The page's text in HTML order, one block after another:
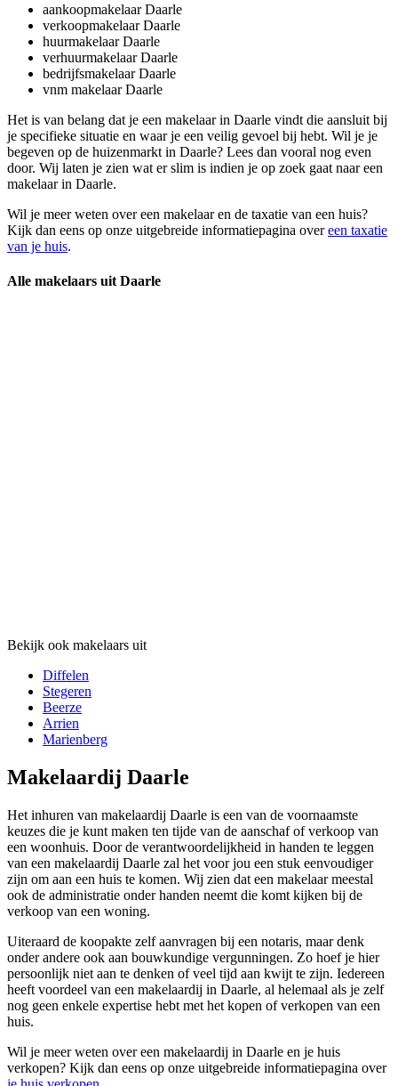
aankoopmakelaar Daarle
verkoopmakelaar Daarle
huurmakelaar Daarle
verhuurmakelaar Daarle
bedrijfsmakelaar Daarle
vnm makelaar Daarle
Het is van belang dat je een makelaar in Daarle vindt die aansluit bij
je specifieke situatie en waar je een veilig gevoel bij hebt. Wil je je
begeven op de huizenmarkt in Daarle? Lees dan vooral nog even
door. Wij laten je zien wat er slim is indien je op zoek gaat naar een
makelaar in Daarle.
Wil je meer weten over een makelaar en de taxatie van een huis?
Kijk dan eens op onze uitgebreide informatiepagina overeen taxatie
van je huis.
Alle makelaars uit Daarle
Bekijk ook makelaars uit
Diffelen
Stegeren
Beerze
Arrien
Marienberg
Makelaardij Daarle
Het inhuren van makelaardij Daarle is een van de voornaamste
keuzes die je kunt maken ten tijde van de aanschaf of verkoop van
een woonhuis. Door de verantwoordelijkheid in handen te leggen
van een makelaardij Daarle zal het voor jou een stuk eenvoudiger
zijn om aan een huis te komen. Wij zien dat een makelaar meestal
ook de administratie onder handen neemt die komt kijken bij de
verkoop van een woning.
Uiteraard de koopakte zelf aanvragen bij een notaris, maar denk
onder andere ook aan bouwkundige vergunningen. Zo hoef je hier
persoonlijk niet aan te denken of veel tijd aan kwijt te zijn. Iedereen
heeft voordeel van een makelaardij in Daarle, al helemaal als je zelf
nog geen enkele expertise hebt met het kopen of verkopen van een
huis.
Wil je meer weten over een makelaardij in Daarle en je huis
verkopen? Kijk dan eens op onze uitgebreide informatiepagina over